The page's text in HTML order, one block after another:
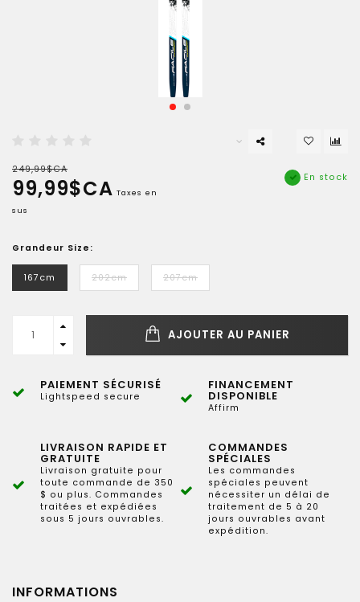
249,99$CA
99,99$CA Taxes en
sus
En stock
Grandeur Size:
167cm 202cm 207cm
AJOUTER AU PANIER
PAIEMENT SÉCURISÉ
Lightspeed secure
FINANCEMENT
DISPONIBLE
Affirm
LIVRAISON RAPIDE ET
GRATUITE
Livraison gratuite pour
toute commande de 350
$ ou plus. Commandes
traitées et expédiées
sous 5 jours ouvrables.
COMMANDES
SPÉCIALES
Les commandes
spéciales peuvent
nécessiter un délai de
traitement de 5 à 20
jours ouvrables avant
expédition.
INFORMATIONS